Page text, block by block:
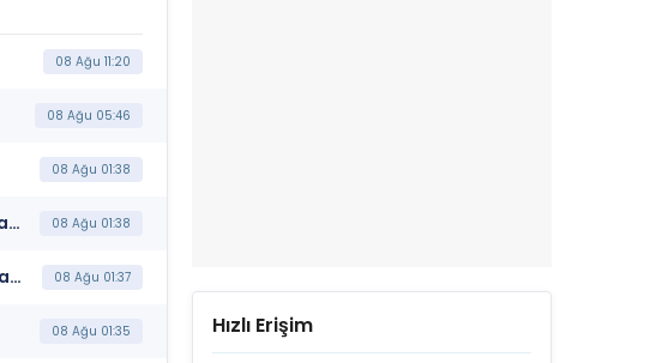
08 Ağu 11:20
08 Ağu 05:46
08 Ağu 01:38
***BOSSA*** BOSSA TİCARET VE SANAYİ İŞLETMELERİ T.A.Ş. (Sorumluluk Beyanı (Konsolide Olmayan)) 08 Ağu 01:38
***BOSSA*** BOSSA TİCARET VE SANAYİ İŞLETMELERİ T.A.Ş. (Faaliyet Raporu (Konsolide Olmayan)) 08 Ağu 01:37
08 Ağu 01:35 Hızlı Erişim